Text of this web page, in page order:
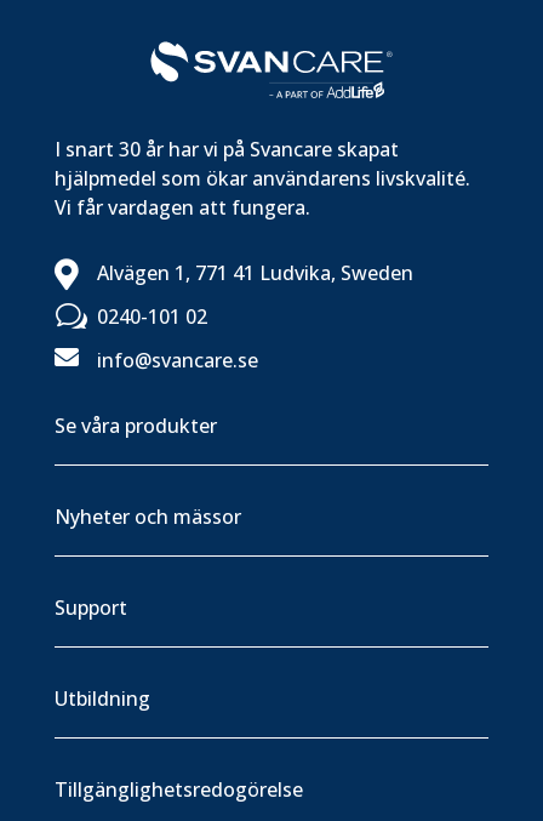
I snart 30 år har vi på Svancare skapat
hjälpmedel som ökar användarens livskvalité.
Vi får vardagen att fungera.
 Alvägen 1, 771 41 Ludvika, Sweden
w 0240-101 02
 info@svancare.se
Se våra produkter
Nyheter och mässor
Support
Utbildning
Tillgänglighetsredogörelse